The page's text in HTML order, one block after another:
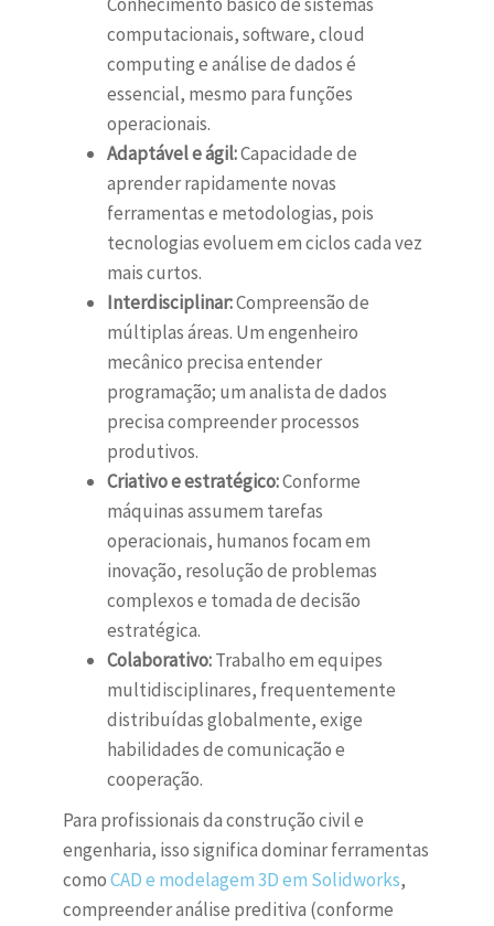
computacionais, software, cloud
computing e análise de dados é
essencial, mesmo para funções
operacionais.
Adaptável e ágil:Capacidade de
aprender rapidamente novas
ferramentas e metodologias, pois
tecnologias evoluem em ciclos cada vez
mais curtos.
Interdisciplinar:Compreensão de
múltiplas áreas. Um engenheiro
mecânico precisa entender
programação; um analista de dados
precisa compreender processos
produtivos.
Criativo e estratégico:Conforme
máquinas assumem tarefas
operacionais, humanos focam em
inovação, resolução de problemas
complexos e tomada de decisão
estratégica.
Colaborativo:Trabalho em equipes
multidisciplinares, frequentemente
distribuídas globalmente, exige
habilidades de comunicação e
cooperação.
Para profissionais da construção civil e
engenharia, isso significa dominar ferramentas
comoCAD e modelagem 3D em Solidworks,
compreender análise preditiva (conforme